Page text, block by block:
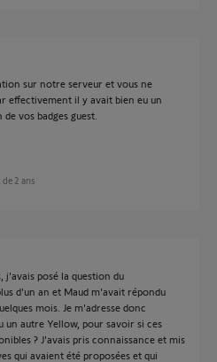
sur notre serveur et vous ne
effectivement il y avait bien eu un
vos badges guest.
de 2 ans
j'avais posé la question du
d'un an et Maud m'avait répondu
mois. Je m'adresse donc
un autre Yellow, pour savoir si ces
? J'avais pris connaissance et mis
qui avaient été proposées et qui